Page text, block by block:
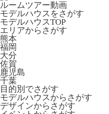
ルームツアー動画
モデルハウスをさがす
モデルハウスTOP
エリアからさがす
熊本
福岡
大分
佐賀
鹿児島
千葉
目的別でさがす
モデルハウスからさがす
デザインからさがす